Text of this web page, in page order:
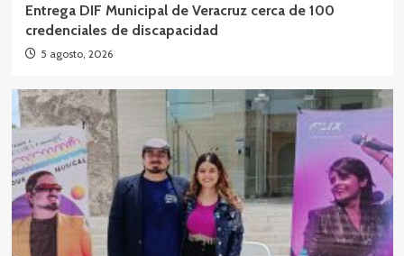
Entrega DIF Municipal de Veracruz cerca de 100
credenciales de discapacidad
5 agosto, 2026